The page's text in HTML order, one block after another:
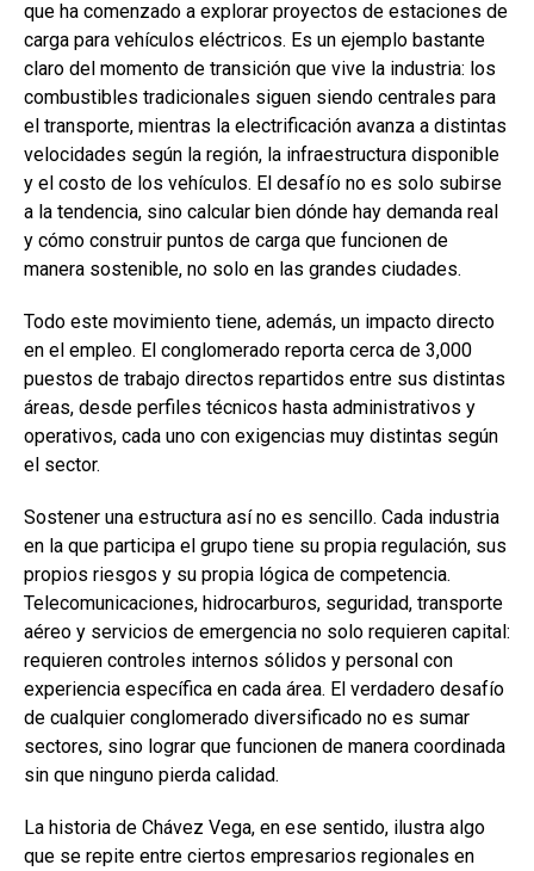
que ha comenzado a explorar proyectos de estaciones de
carga para vehículos eléctricos. Es un ejemplo bastante
claro del momento de transición que vive la industria: los
combustibles tradicionales siguen siendo centrales para
el transporte, mientras la electrificación avanza a distintas
velocidades según la región, la infraestructura disponible
y el costo de los vehículos. El desafío no es solo subirse
a la tendencia, sino calcular bien dónde hay demanda real
y cómo construir puntos de carga que funcionen de
manera sostenible, no solo en las grandes ciudades.
Todo este movimiento tiene, además, un impacto directo
en el empleo. El conglomerado reporta cerca de 3,000
puestos de trabajo directos repartidos entre sus distintas
áreas, desde perfiles técnicos hasta administrativos y
operativos, cada uno con exigencias muy distintas según
el sector.
Sostener una estructura así no es sencillo. Cada industria
en la que participa el grupo tiene su propia regulación, sus
propios riesgos y su propia lógica de competencia.
Telecomunicaciones, hidrocarburos, seguridad, transporte
aéreo y servicios de emergencia no solo requieren capital:
requieren controles internos sólidos y personal con
experiencia específica en cada área. El verdadero desafío
de cualquier conglomerado diversificado no es sumar
sectores, sino lograr que funcionen de manera coordinada
sin que ninguno pierda calidad.
La historia de Chávez Vega, en ese sentido, ilustra algo
que se repite entre ciertos empresarios regionales en